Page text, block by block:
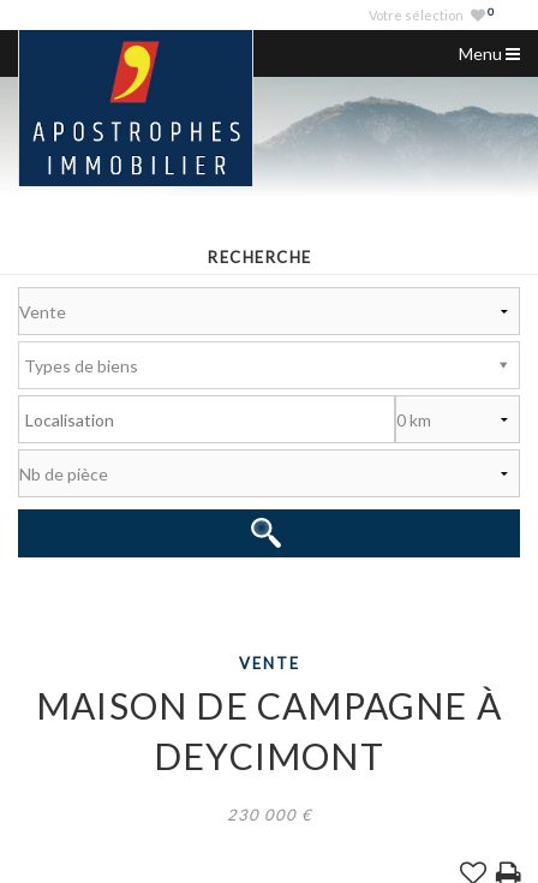
Votre sélection 0
Menu
NOS ANNONCES
NOUS CONTACTER
RECHERCHE
Types de biens
VENTE
MAISON DE CAMPAGNE À
DEYCIMONT
230 000 €